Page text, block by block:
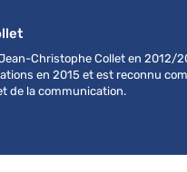
Christophe Collet en
en 2015 et est reconnu
de la communication.